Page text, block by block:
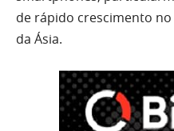
de rápido crescimento no
da Ásia.